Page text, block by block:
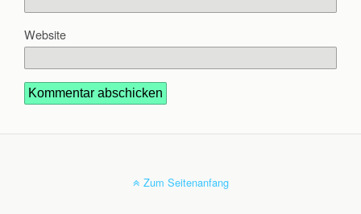
Website
Zum Seitenanfang